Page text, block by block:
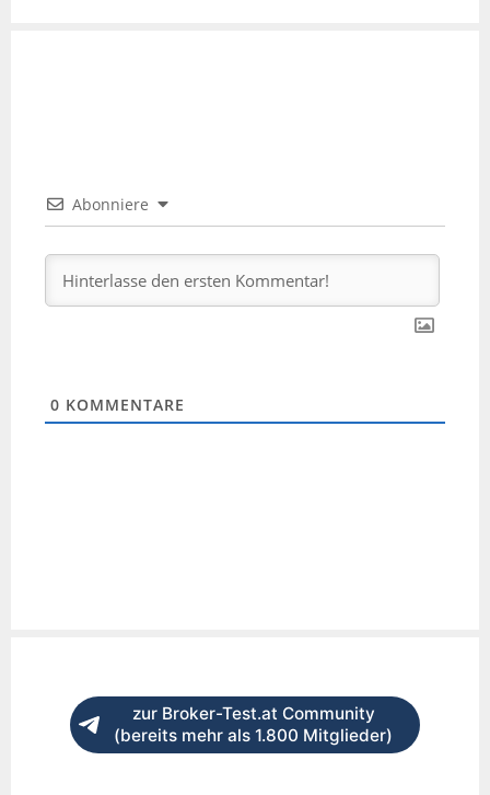
Abonniere
0 KOMMENTARE
zur Broker-Test.at Community
(bereits mehr als 1.800 Mitglieder)